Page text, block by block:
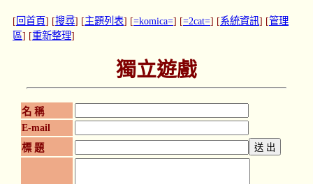
[ 回首頁] [搜尋] [主題列表] [=komica=] [=2cat=] [系統資訊] [管理
區] [重新整理]
獨立遊戲
名 稱
E-mail
標 題